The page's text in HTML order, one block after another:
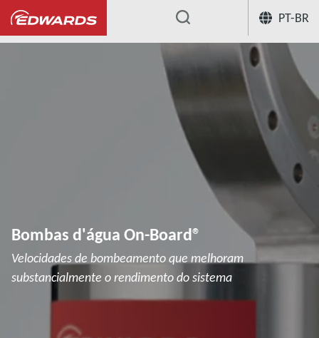
PT-BR
... Bombas criogênicas Bombas de
Bombas d'água On-Board®
Velocidades de bombeamento que melhoram
substancialmente o rendimento do sistema